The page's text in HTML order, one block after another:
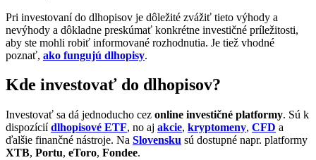
Pri investovaní do dlhopisov je dôležité zvážiť tieto výhody a
nevýhody a dôkladne preskúmať konkrétne investičné príležitosti,
aby ste mohli robiť informované rozhodnutia. Je tiež vhodné
poznať, ako fungujú dlhopisy.
Kde investovať do dlhopisov?
Investovať sa dá jednoducho cez online investičné platformy. Sú k
dispozíciídlhopisové ETF, no aj akcie, kryptomeny, CFD a
ďalšie finančné nástroje. Na Slovensku sú dostupné napr. platformy
XTB, Portu, eToro, Fondee.